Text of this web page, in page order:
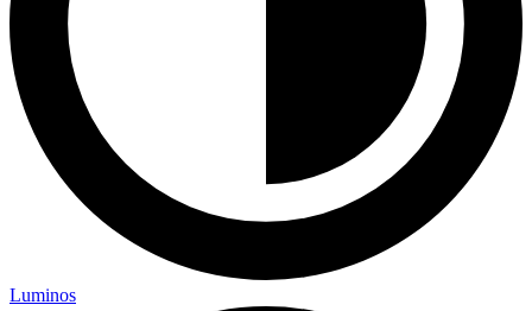
Luminos